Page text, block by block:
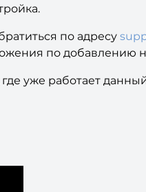
по адресу
по добавлению
уже работает